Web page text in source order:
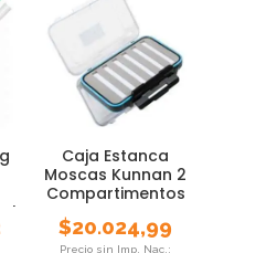
Caja Estanca
Moscas Kunnan 2
Compartimentos
$20.024,99